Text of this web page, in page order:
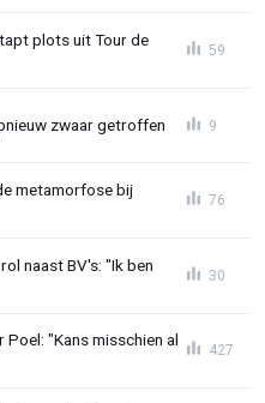
plots uit Tour de
59
zwaar getroffen 9
metamorfose bij
76
naast BV's: "Ik ben
30
"Kans misschien al
427